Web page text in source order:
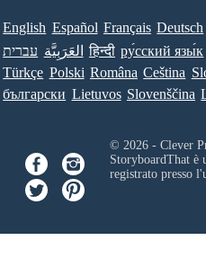
English Español Français Deutsch
עברית العَرَبِيَّة हिन्दी ру́сский язы́к
Türkçe Polski Româna Ceština
български Lietuvos Slovenščina
© 2026 - Clever
StoryboardThat è
registrato presso